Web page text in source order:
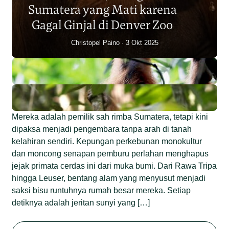
Junaidi Hanafiah 14 Jul 2026
Sumatera yang Mati karena
Gagal Ginjal di Denver Zoo
Christopel Paino 3 Okt 2025
Mereka adalah pemilik sah rimba Sumatera, tetapi kini
dipaksa menjadi pengembara tanpa arah di tanah
kelahiran sendiri. Kepungan perkebunan monokultur
dan moncong senapan pemburu perlahan menghapus
jejak primata cerdas ini dari muka bumi. Dari Rawa Tripa
hingga Leuser, bentang alam yang menyusut menjadi
saksi bisu runtuhnya rumah besar mereka. Setiap
detiknya adalah jeritan sunyi yang […]